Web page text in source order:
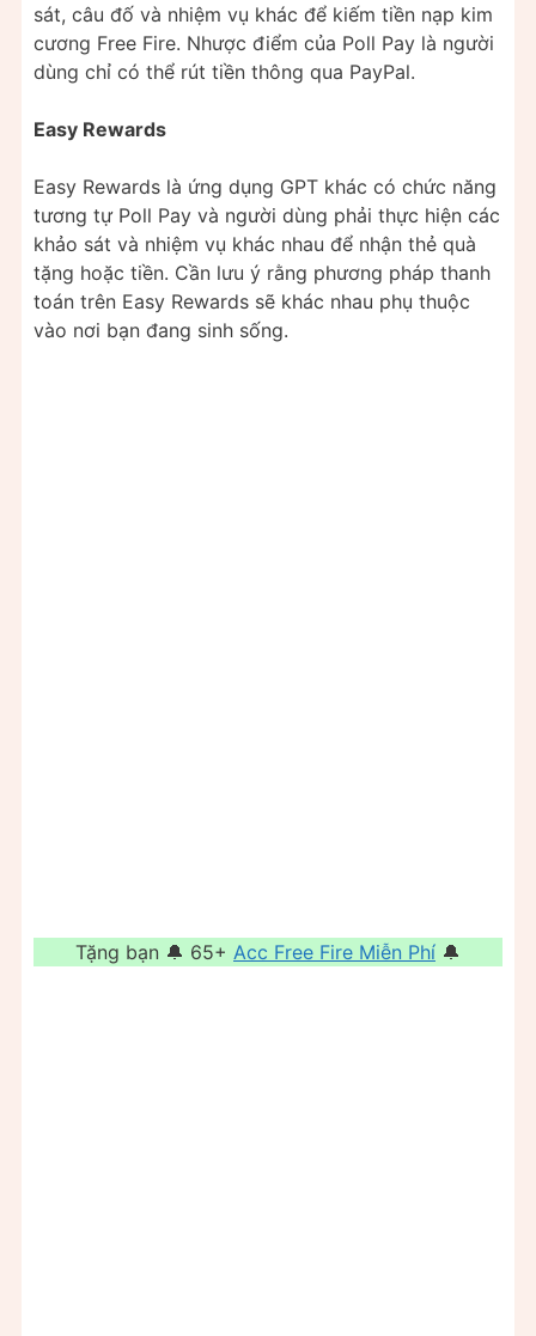
sát, câu đố và nhiệm vụ khác để kiếm tiền nạp kim
cương Free Fire. Nhược điểm của Poll Pay là người
dùng chỉ có thể rút tiền thông qua PayPal.
Easy Rewards
Easy Rewards là ứng dụng GPT khác có chức năng
tương tự Poll Pay và người dùng phải thực hiện các
khảo sát và nhiệm vụ khác nhau để nhận thẻ quà
tặng hoặc tiền. Cần lưu ý rằng phương pháp thanh
toán trên Easy Rewards sẽ khác nhau phụ thuộc
vào nơi bạn đang sinh sống.
Tặng bạn 🔔 65+ Acc Free Fire Miễn Phí 🔔